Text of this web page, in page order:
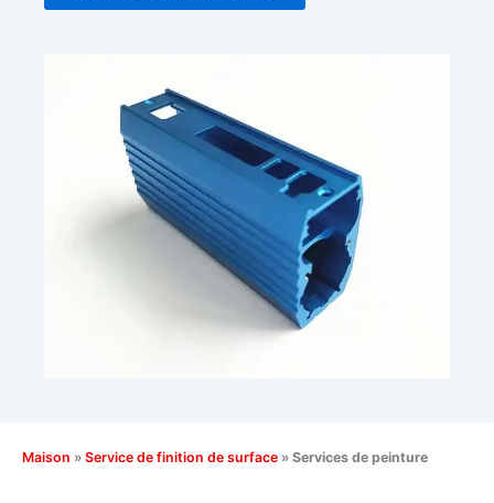
Maison » Service de finition de surface » Services de peinture